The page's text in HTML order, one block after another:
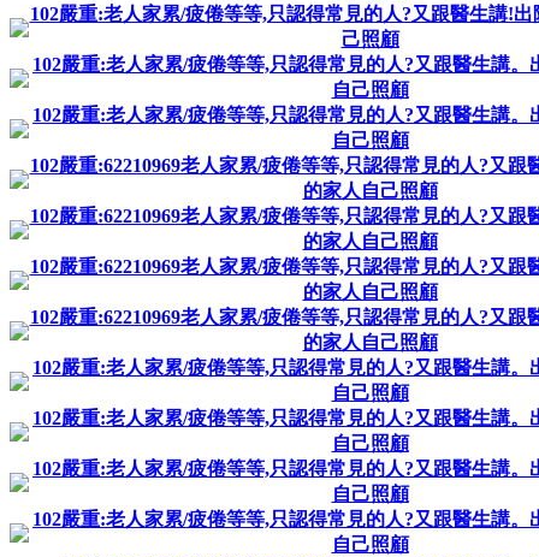
102嚴重:老人家累/疲倦等等,只認得常見的人?又跟醫生講!
己照顧
102嚴重:老人家累/疲倦等等,只認得常見的人?又跟醫生講。
自己照顧
102嚴重:老人家累/疲倦等等,只認得常見的人?又跟醫生講。
自己照顧
102嚴重:62210969老人家累/疲倦等等,只認得常見的人?又跟
的家人自己照顧
102嚴重:62210969老人家累/疲倦等等,只認得常見的人?又跟
的家人自己照顧
102嚴重:62210969老人家累/疲倦等等,只認得常見的人?又跟
的家人自己照顧
102嚴重:62210969老人家累/疲倦等等,只認得常見的人?又跟
的家人自己照顧
102嚴重:老人家累/疲倦等等,只認得常見的人?又跟醫生講。
自己照顧
102嚴重:老人家累/疲倦等等,只認得常見的人?又跟醫生講。
自己照顧
102嚴重:老人家累/疲倦等等,只認得常見的人?又跟醫生講。
自己照顧
102嚴重:老人家累/疲倦等等,只認得常見的人?又跟醫生講。
自己照顧